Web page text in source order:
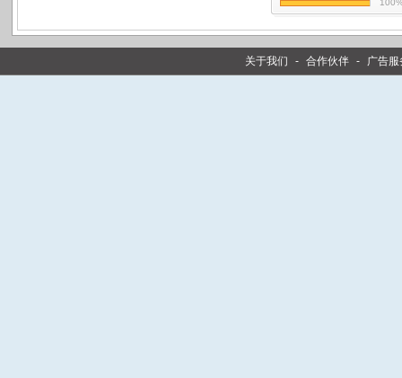
关于我们 - 合作伙伴 - 广告服